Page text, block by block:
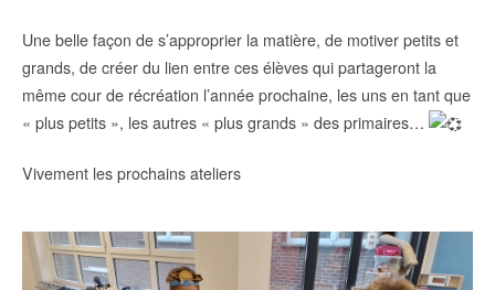
Une belle façon de s’approprier la matière, de motiver petits et
grands, de créer du lien entre ces élèves qui partageront la
même cour de récréation l’année prochaine, les uns en tant que
« plus petits », les autres « plus grands » des primaires…
Vivement les prochains ateliers